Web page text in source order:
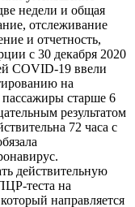
недели и общая
отслеживание
и отчетность,
с 30 декабря 2020
COVID-19 ввели
на
старше 6
результатом
72 часа с
действительную
теста на
направляется